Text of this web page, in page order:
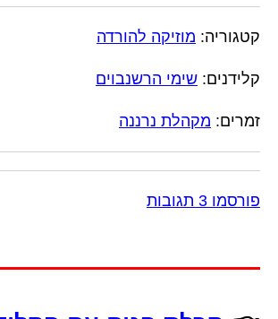
קטגוריה: מוזיקה להורדה
קלידנים: שימי הרשנבוים
זמרים: מקהלת נרננה
פורסמו 3 תגובות